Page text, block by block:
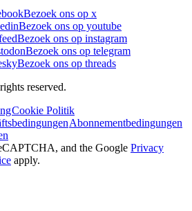
Bezoek ons op x
Bezoek ons op youtube
Bezoek ons op instagram
Bezoek ons op telegram
Bezoek ons op threads
reserved.
Cookie Politik
Abonnementbedingungen
and the Google Privacy
apply.